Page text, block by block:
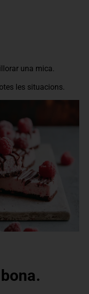
una mica.
les situacions.